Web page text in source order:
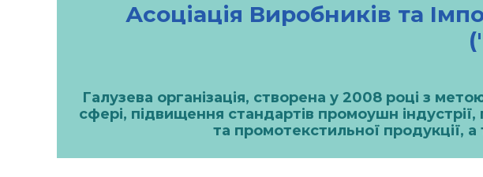
Асоціація Виробників та
Галузева організація, створена у 2008 році з
сфері, підвищення стандартів промоушн
та промотекстильної продукції,